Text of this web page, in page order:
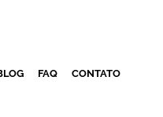
FAQ CONTATO